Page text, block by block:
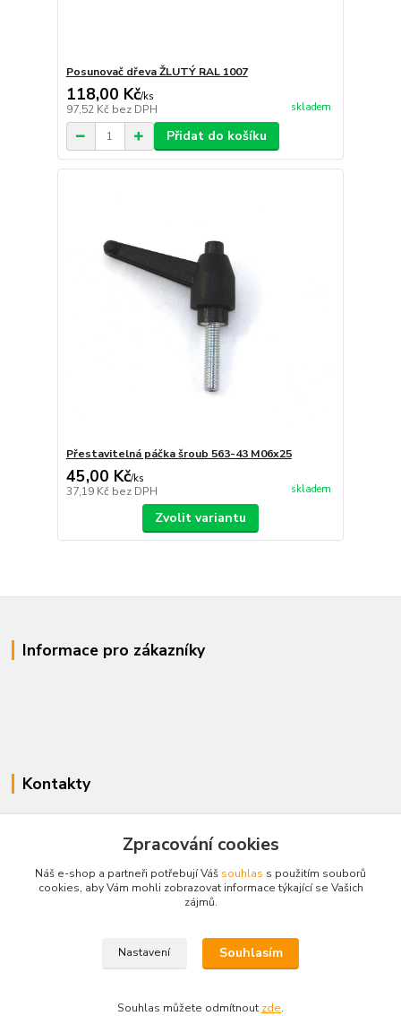
Posunovač dřeva ŽLUTÝ RAL 1007
118,00 Kč/ks
97,52 Kč bez DPH skladem
Přidat do košíku
Přestavitelná páčka šroub 563-43 M06x25
45,00 Kč/ks
37,19 Kč bez DPH skladem
Zvolit variantu
Informace pro zákazníky
Kontakty
+420 721 056 406
Po-Pá 09.00-14.00
Zpracování cookies
Náš e-shop a partneři potřebují Váš souhlas s použitím souborů
cookies, aby Vám mohli zobrazovat informace týkající se Vašich
zájmů.
Nastavení Souhlasím
Souhlas můžete odmítnout zde.